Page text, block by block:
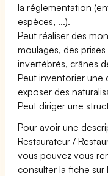
la réglementation
espèces, ...).
Peut réaliser des
moulages, des
invertébrés, crânes
Peut inventorier une
exposer des
Peut diriger une
Pour avoir une
Restaurateur /
vous pouvez vous
consulter la fiche